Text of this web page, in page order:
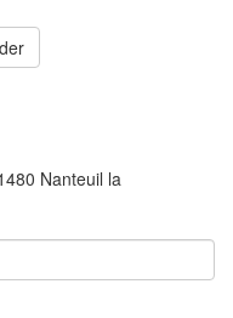
Nanteuil la